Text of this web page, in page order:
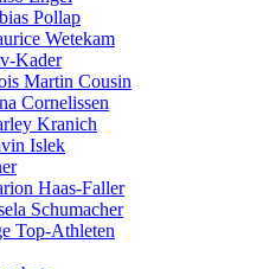
Pollap
Wetekam
Kader
Martin Cousin
Cornelissen
Kranich
Islek
Haas-Faller
Schumacher
Top-Athleten